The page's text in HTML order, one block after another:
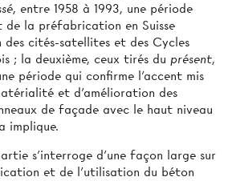
, entre 1958 à 1993, une période
de la préfabrication en Suisse
des cités-satellites et des Cycles
; la deuxième, ceux tirés du présent,
période qui confirme l’accent mis
et d’amélioration des
de façade avec le haut niveau
implique.
s’interroge d’une façon large sur
et de l’utilisation du béton